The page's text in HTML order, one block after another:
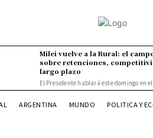
Milei vuelve a la Rural: el
sobre retenciones,
largo plazo
El Presidente hablará este domingo en
ARGENTINA MUNDO POLITICA Y